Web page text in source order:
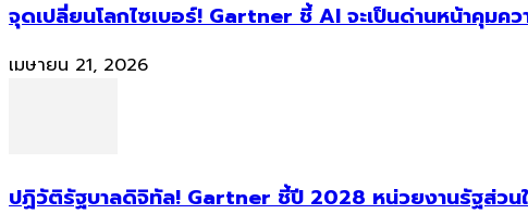
จุดเปลี่ยนโลกไซเบอร์! Gartner ชี้ AI จะเป็นด่านหน้าคุมค
เมษายน 21, 2026
ปฏิวัติรัฐบาลดิจิทัล! Gartner ชี้ปี 2028 หน่วยงานรัฐส่ว